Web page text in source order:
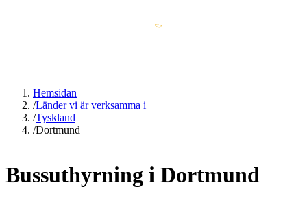
Hemsidan
/Länder vi är verksamma i
/Tyskland
/Dortmund
Bussuthyrning i Dortmund